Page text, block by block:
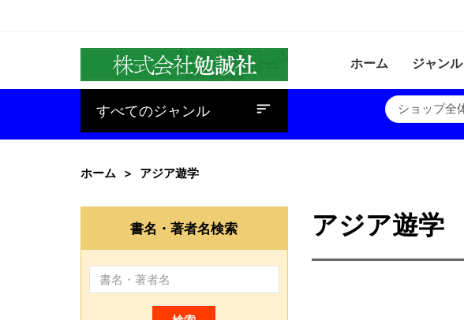
ホーム ジャンル
すべてのジャンル
baseline_sort
ホーム アジア遊学
アジア遊学
書名・著者名検索